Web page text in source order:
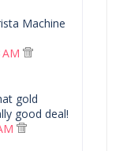
Machine
gold
good deal!